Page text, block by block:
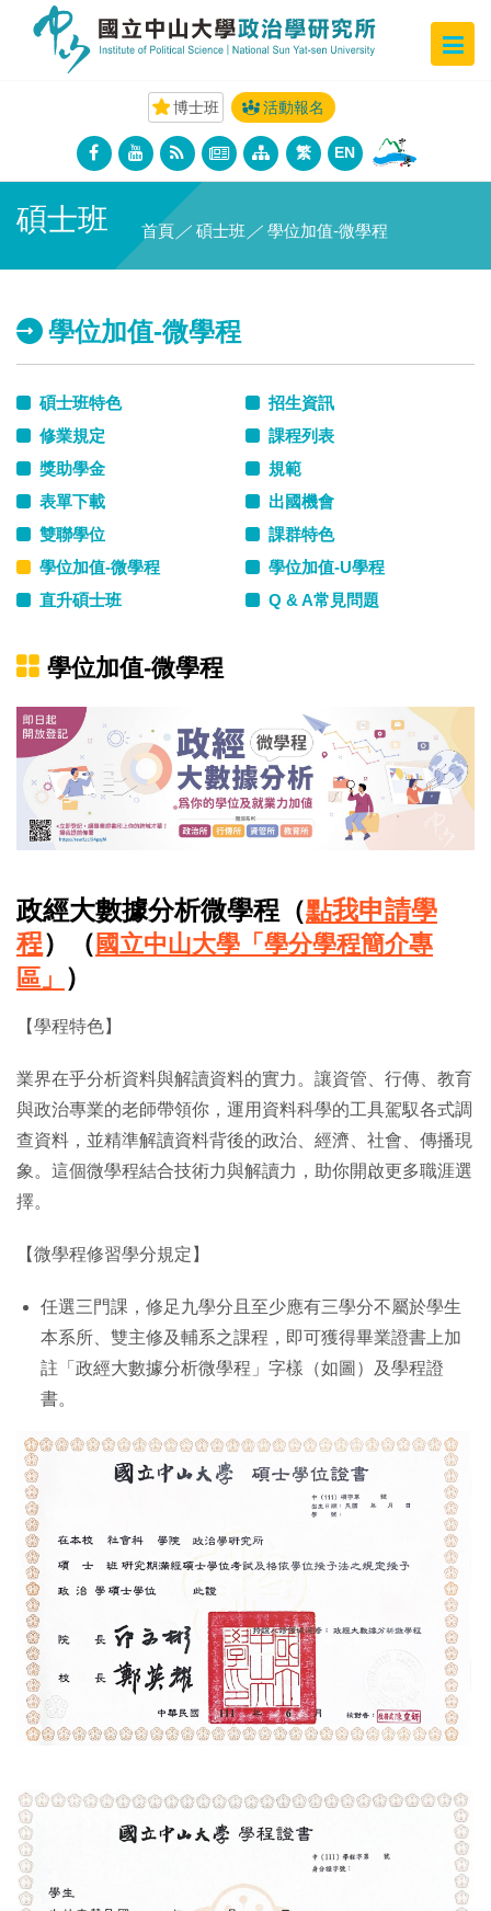
博士班 活動報名
繁 EN
碩士班 首頁 ／ 碩士班 ／ 學位加值-微學程
學位加值-微學程
學位加值-微學程
政經大數據分析微學程（點我申請學
程）（ 國立中山大學「學分學程簡介專
區」 ）
【學程特色】
業界在乎分析資料與解讀資料的實力。讓資管、行傳、教育
與政治專業的老師帶領你，運用資料科學的工具駕馭各式調
查資料，並精準解讀資料背後的政治、經濟、社會、傳播現
象。這個微學程結合技術力與解讀力，助你開啟更多職涯選
擇。
【微學程修習學分規定】
任選三門課，修足九學分且至少應有三學分不屬於學生
本系所、雙主修及輔系之課程，即可獲得畢業證書上加
註「政經大數據分析微學程」字樣（如圖）及學程證
書。
碩士班特色
招生資訊
修業規定
課程列表
獎助學金
規範
表單下載
出國機會
雙聯學位
課群特色
學位加值-微學程
學位加值-U學程
直升碩士班
Q & A常見問題